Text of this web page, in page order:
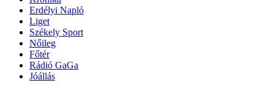
Erdélyi Napló
Liget
Székely Sport
Nőileg
Főtér
Rádió GaGa
Jóállás